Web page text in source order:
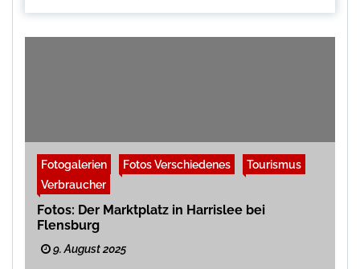
Fotogalerien Fotos Verschiedenes
Tourismus
Verbraucher
Fotos: Der Marktplatz in Harrislee bei
Flensburg
9. August 2025